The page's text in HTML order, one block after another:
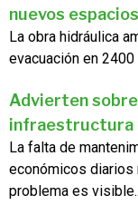
nuevos
La obra hidráulica
evacuación en
Advierten
infraestructura
La falta de
económicos diarios
problema es